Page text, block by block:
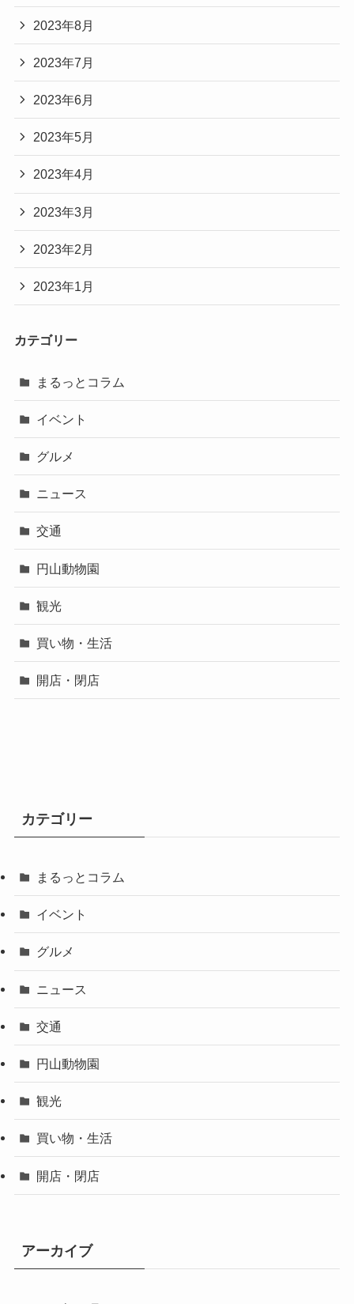
2023年8月
2023年7月
2023年6月
2023年5月
2023年4月
2023年3月
2023年2月
2023年1月
カテゴリー
まるっとコラム
イベント
グルメ
ニュース
交通
円山動物園
観光
買い物・生活
開店・閉店
カテゴリー
まるっとコラム
イベント
グルメ
ニュース
交通
円山動物園
観光
買い物・生活
開店・閉店
アーカイブ